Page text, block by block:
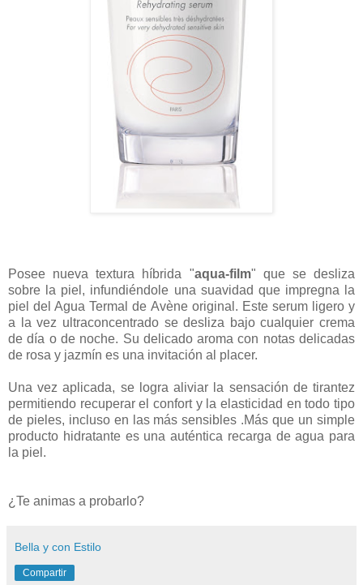
Posee nueva textura híbrida "aqua-film" que se desliza
sobre la piel, infundiéndole una suavidad que impregna la
piel del Agua Termal de Avène original. Este serum ligero y
a la vez ultraconcentrado se desliza bajo cualquier crema
de día o de noche. Su delicado aroma con notas delicadas
de rosa y jazmín es una invitación al placer.
Una vez aplicada, se logra aliviar la sensación de tirantez
permitiendo recuperar el confort y la elasticidad en todo tipo
de pieles, incluso en las más sensibles .Más que un simple
producto hidratante es una auténtica recarga de agua para
la piel.
¿Te animas a probarlo?
Bella y con Estilo
Compartir